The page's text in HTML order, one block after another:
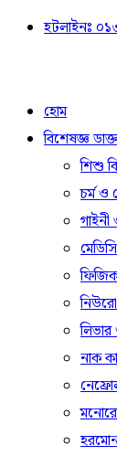
হটলাইনঃ
হোম
বিশেষজ্ঞ
শিশু
চর্ম ও
গাইনী
নাক